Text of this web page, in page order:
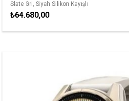
Slate Gri, Siyah Silikon Kayışlı
₺64.680,00